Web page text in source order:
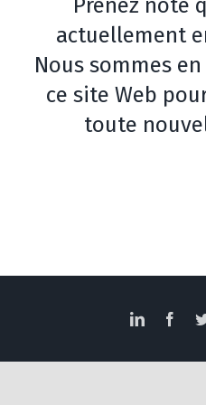
Prenez note
actuellement
Nous sommes
ce site Web
toute
LinkedIn